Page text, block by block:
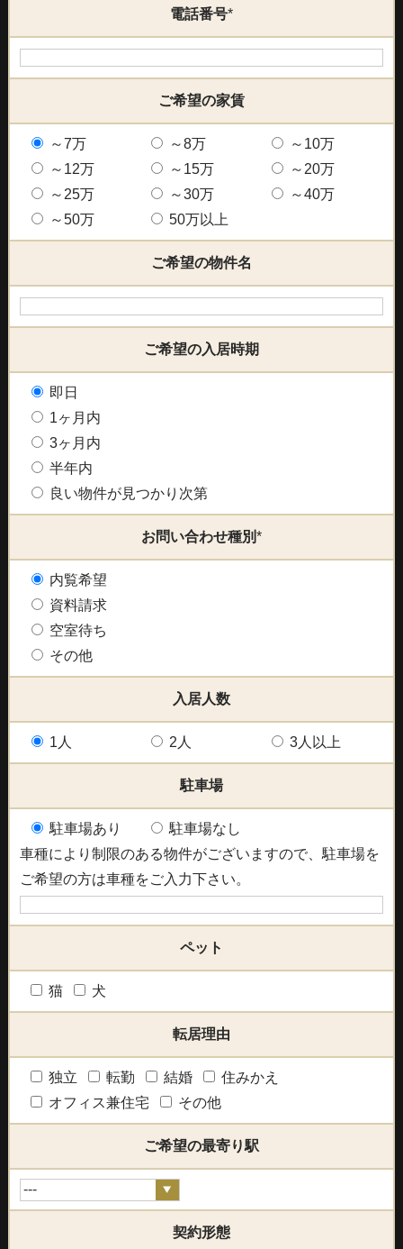
電話番号*
ご希望の家賃
～7万 ～8万
～10万
～12万
～15万
～20万
～25万
～30万
～40万
～50万
50万以上
ご希望の物件名
ご希望の入居時期
即日
1ヶ月内
3ヶ月内
半年内
良い物件が見つかり次第
お問い合わせ種別*
内覧希望
資料請求
空室待ち
その他
入居人数
1人 2人 3人以上
駐車場
駐車場あり
駐車場なし
車種により制限のある物件がございますので、駐車場を
ご希望の方は車種をご入力下さい。
ペット
猫 犬
転居理由
独立 転勤 結婚
住みかえ
オフィス兼住宅
その他
ご希望の最寄り駅
契約形態